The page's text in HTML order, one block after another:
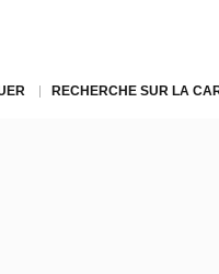
RECHERCHE SUR LA